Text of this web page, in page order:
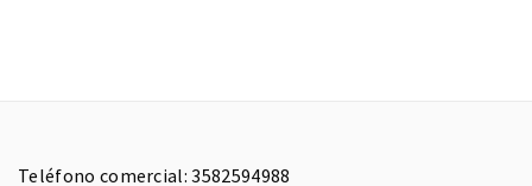
Teléfono comercial: 3582594988